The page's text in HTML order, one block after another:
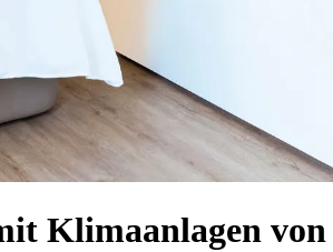
Klimaanlagen